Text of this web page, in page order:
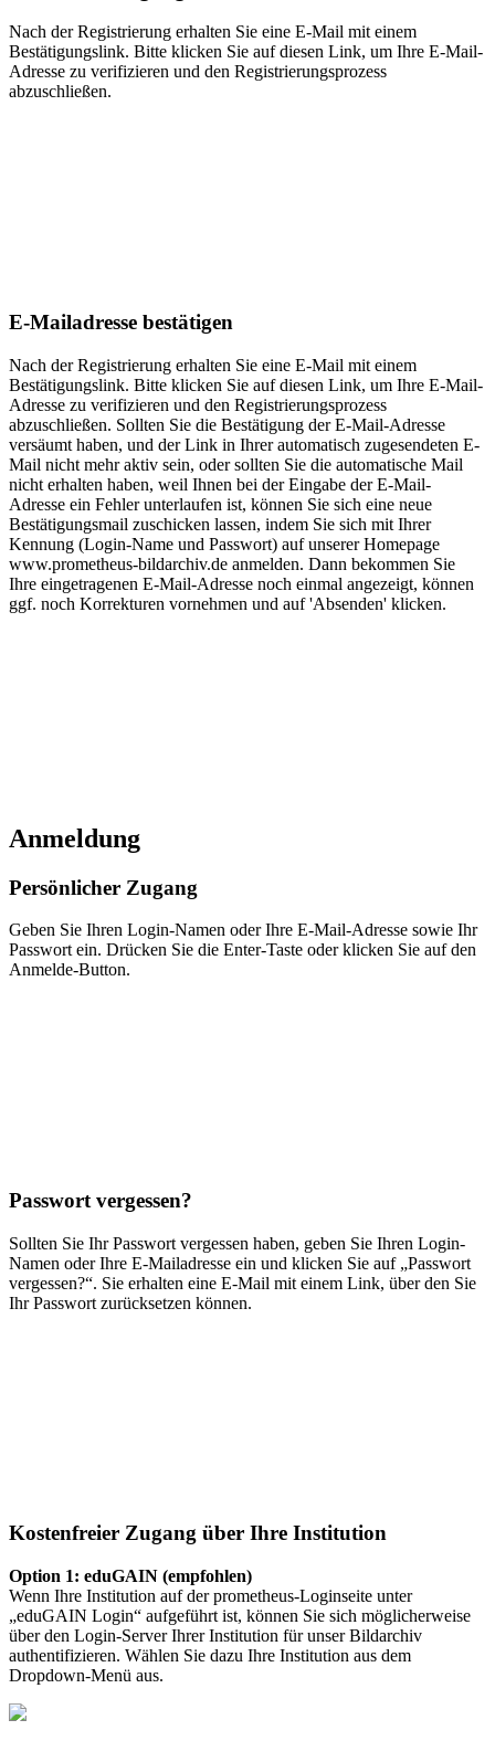
Nach der Registrierung erhalten Sie eine E-Mail mit einem
Bestätigungslink. Bitte klicken Sie auf diesen Link, um Ihre E-Mail-
Adresse zu verifizieren und den Registrierungsprozess
abzuschließen.
E-Mailadresse bestätigen
Nach der Registrierung erhalten Sie eine E-Mail mit einem
Bestätigungslink. Bitte klicken Sie auf diesen Link, um Ihre E-Mail-
Adresse zu verifizieren und den Registrierungsprozess
abzuschließen. Sollten Sie die Bestätigung der E-Mail-Adresse
versäumt haben, und der Link in Ihrer automatisch zugesendeten E-
Mail nicht mehr aktiv sein, oder sollten Sie die automatische Mail
nicht erhalten haben, weil Ihnen bei der Eingabe der E-Mail-
Adresse ein Fehler unterlaufen ist, können Sie sich eine neue
Bestätigungsmail zuschicken lassen, indem Sie sich mit Ihrer
Kennung (Login-Name und Passwort) auf unserer Homepage
www.prometheus-bildarchiv.de anmelden. Dann bekommen Sie
Ihre eingetragenen E-Mail-Adresse noch einmal angezeigt, können
ggf. noch Korrekturen vornehmen und auf 'Absenden' klicken.
Anmeldung
Persönlicher Zugang
Geben Sie Ihren Login-Namen oder Ihre E-Mail-Adresse sowie Ihr
Passwort ein. Drücken Sie die Enter-Taste oder klicken Sie auf den
Anmelde-Button.
Passwort vergessen?
Sollten Sie Ihr Passwort vergessen haben, geben Sie Ihren Login-
Namen oder Ihre E-Mailadresse ein und klicken Sie auf „Passwort
vergessen?“. Sie erhalten eine E-Mail mit einem Link, über den Sie
Ihr Passwort zurücksetzen können.
Kostenfreier Zugang über Ihre Institution
Option 1: eduGAIN (empfohlen)
Wenn Ihre Institution auf der prometheus-Loginseite unter
„eduGAIN Login“ aufgeführt ist, können Sie sich möglicherweise
über den Login-Server Ihrer Institution für unser Bildarchiv
authentifizieren. Wählen Sie dazu Ihre Institution aus dem
Dropdown-Menü aus.